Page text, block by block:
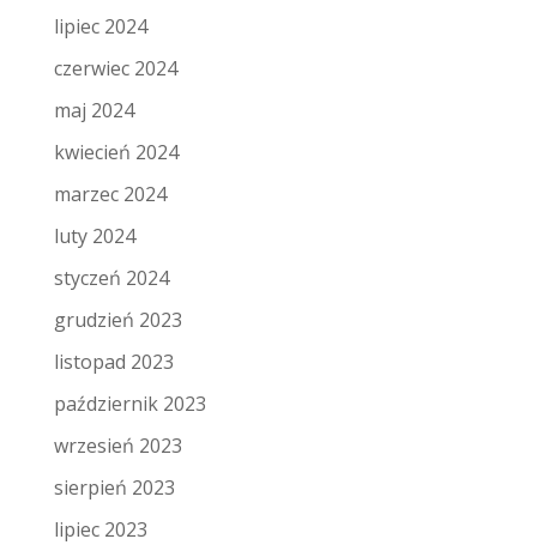
lipiec 2024
czerwiec 2024
maj 2024
kwiecień 2024
marzec 2024
luty 2024
styczeń 2024
grudzień 2023
listopad 2023
październik 2023
wrzesień 2023
sierpień 2023
lipiec 2023